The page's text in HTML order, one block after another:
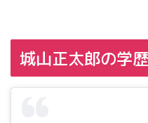
城山正太郎の学